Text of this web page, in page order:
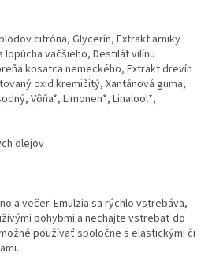
citróna, Glycerín, Extrakt arniky
väčšieho, Destilát vilínu
kosatca nemeckého, Extrakt drevín
oxid kremičitý, Xantánová guma,
Vôňa*, Limonen*, Linalool*,
olejov
a večer. Emulzia sa rýchlo vstrebáva,
pohybmi a nechajte vstrebať do
používať spoločne s elastickými či